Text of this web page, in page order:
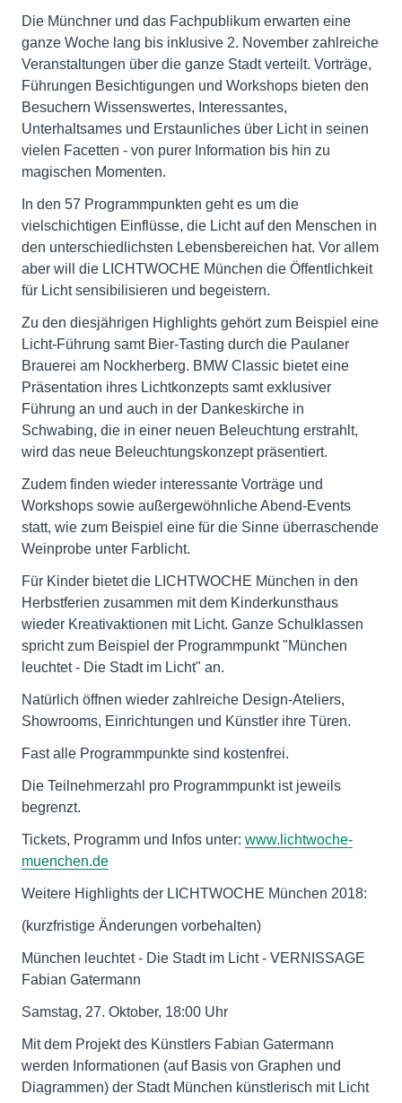
Die Münchner und das Fachpublikum erwarten eine
ganze Woche lang bis inklusive 2. November zahlreiche
Veranstaltungen über die ganze Stadt verteilt. Vorträge,
Führungen Besichtigungen und Workshops bieten den
Besuchern Wissenswertes, Interessantes,
Unterhaltsames und Erstaunliches über Licht in seinen
vielen Facetten - von purer Information bis hin zu
magischen Momenten.
In den 57 Programmpunkten geht es um die
vielschichtigen Einflüsse, die Licht auf den Menschen in
den unterschiedlichsten Lebensbereichen hat. Vor allem
aber will die LICHTWOCHE München die Öffentlichkeit
für Licht sensibilisieren und begeistern.
Zu den diesjährigen Highlights gehört zum Beispiel eine
Licht-Führung samt Bier-Tasting durch die Paulaner
Brauerei am Nockherberg. BMW Classic bietet eine
Präsentation ihres Lichtkonzepts samt exklusiver
Führung an und auch in der Dankeskirche in
Schwabing, die in einer neuen Beleuchtung erstrahlt,
wird das neue Beleuchtungskonzept präsentiert.
Zudem finden wieder interessante Vorträge und
Workshops sowie außergewöhnliche Abend-Events
statt, wie zum Beispiel eine für die Sinne überraschende
Weinprobe unter Farblicht.
Für Kinder bietet die LICHTWOCHE München in den
Herbstferien zusammen mit dem Kinderkunsthaus
wieder Kreativaktionen mit Licht. Ganze Schulklassen
spricht zum Beispiel der Programmpunkt "München
leuchtet - Die Stadt im Licht" an.
Natürlich öffnen wieder zahlreiche Design-Ateliers,
Showrooms, Einrichtungen und Künstler ihre Türen.
Fast alle Programmpunkte sind kostenfrei.
Die Teilnehmerzahl pro Programmpunkt ist jeweils
begrenzt.
Tickets, Programm und Infos unter: www.lichtwoche-
muenchen.de
Weitere Highlights der LICHTWOCHE München 2018:
(kurzfristige Änderungen vorbehalten)
München leuchtet - Die Stadt im Licht - VERNISSAGE
Fabian Gatermann
Samstag, 27. Oktober, 18:00 Uhr
Mit dem Projekt des Künstlers Fabian Gatermann
werden Informationen (auf Basis von Graphen und
Diagrammen) der Stadt München künstlerisch mit Licht